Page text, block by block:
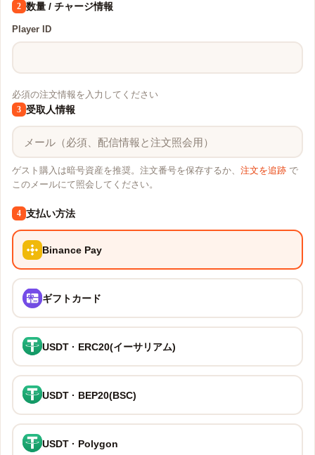
2 数量 / チャージ情報
Player ID
必須の注文情報を入力してください
3 受取人情報
ゲスト購入は暗号資産を推奨。注文番号を保存するか、 注文を追跡 で
このメールにて照会してください。
4 支払い方法
Binance Pay
ギフトカード
USDT · ERC20(イーサリアム)
USDT · BEP20(BSC)
USDT · Polygon